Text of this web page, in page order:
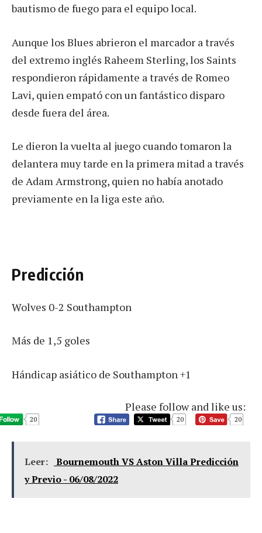
bautismo de fuego para el equipo local.
Aunque los Blues abrieron el marcador a través
del extremo inglés Raheem Sterling, los Saints
respondieron rápidamente a través de Romeo
Lavi, quien empató con un fantástico disparo
desde fuera del área.
Le dieron la vuelta al juego cuando tomaron la
delantera muy tarde en la primera mitad a través
de Adam Armstrong, quien no había anotado
previamente en la liga este año.
Predicción
Wolves 0-2 Southampton
Más de 1,5 goles
Hándicap asiático de Southampton +1
Please follow and like us:
20 20 20
Leer:
Bournemouth VS Aston Villa Predicción
y Previo - 06/08/2022